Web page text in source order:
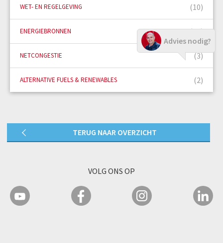
Advies nodig?
WET- EN REGELGEVING (10)
ENERGIEBRONNEN (15)
NETCONGESTIE (3)
ALTERNATIVE FUELS & RENEWABLES (2)
TERUG NAAR OVERZICHT
VOLG ONS OP